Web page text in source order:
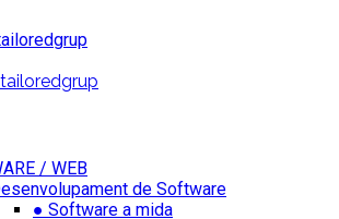
/ WEB
de Software
● Software a mida